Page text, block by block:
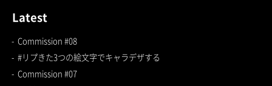
Latest
Commission #08
#リプきた3つの絵文字でキャラデザする
Commission #07